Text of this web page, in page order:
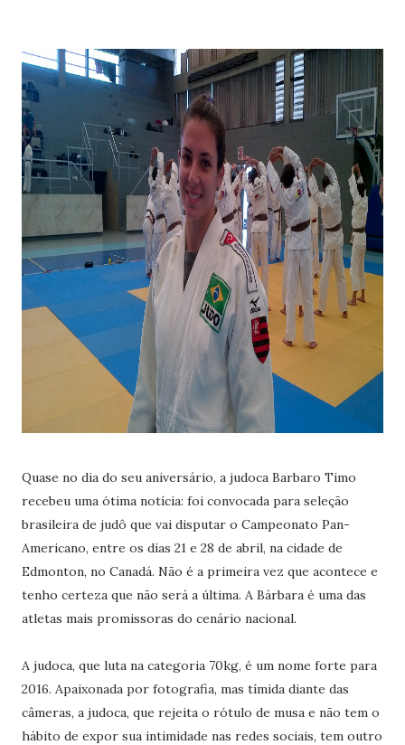
Quase no dia do seu aniversário, a judoca Barbaro Timo
recebeu uma ótima notícia: foi convocada para seleção
brasileira de judô que vai disputar o Campeonato Pan-
Americano, entre os dias 21 e 28 de abril, na cidade de
Edmonton, no Canadá. Não é a primeira vez que acontece e
tenho certeza que não será a última. A Bárbara é uma das
atletas mais promissoras do cenário nacional.
A judoca, que luta na categoria 70kg, é um nome forte para
2016. Apaixonada por fotografia, mas tímida diante das
câmeras, a judoca, que rejeita o rótulo de musa e não tem o
hábito de expor sua intimidade nas redes sociais, tem outro